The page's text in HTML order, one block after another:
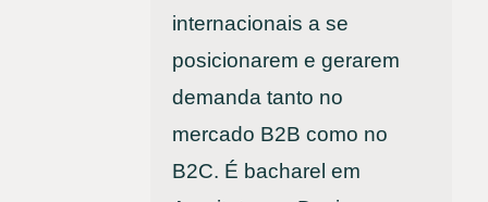
internacionais a se
posicionarem e gerarem
demanda tanto no
mercado B2B como no
B2C. É bacharel em